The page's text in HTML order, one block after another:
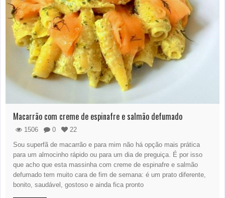
Macarrão com creme de espinafre e salmão defumado
1506 0
22
Sou superfã de macarrão e para mim não há opção mais prática
para um almocinho rápido ou para um dia de preguiça. É por isso
que acho que esta massinha com creme de espinafre e salmão
defumado tem muito cara de fim de semana: é um prato diferente,
bonito, saudável, gostoso e ainda fica pronto